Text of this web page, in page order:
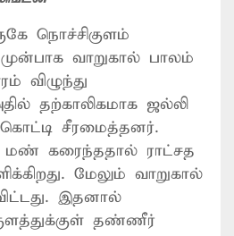
நொச்சிகுளம்
வாறுகால் பாலம்
விழுந்து
தற்காலிகமாக ஜல்லி
சீரமைத்தனர்.
மண் கரைந்ததால் ராட்சத
மேலும் வாறுகால்
இதனால்
தண்ணீர்